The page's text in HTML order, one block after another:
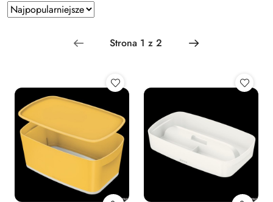
Zastosowano
sortowanie:
Najpopularniejsze.
Sortuj
według